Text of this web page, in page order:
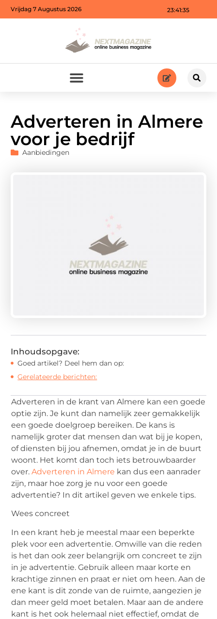
23:41:37
Vrijdag 7 Augustus 2026
Adverteren in Almere
voor je bedrijf
Aanbiedingen
Inhoudsopgave:
Goed artikel? Deel hem dan op:
Gerelateerde berichten:
Adverteren in de krant van Almere kan een goede
optie zijn. Je kunt dan namelijk zeer gemakkelijk
een goede doelgroep bereiken. De kans is
namelijk groter dat mensen dan wat bij je kopen,
of diensten bij jou afnemen, omdat je in de buurt
woont. Het komt dan toch iets betrouwbaarder
over.Adverteren in Almere kan dus een aanrader
zijn, maar hoe zorg je nu voor een goede
advertentie? In dit artikel geven we enkele tips.
Wees concreet
In een krant heb je meestal maar een beperkte
plek voor een advertentie. Omwille van die reden
is het dan ook zeer belangrijk om concreet te zijn
in je advertentie. Gebruik alleen maar korte en
krachtige zinnen en praat er niet om heen. Aan de
ene kant is dit zonde van de ruimte, aangezien je
dan meer geld moet betalen. Maar aan de andere
kant is het ook helemaal niet effectief, omdat de